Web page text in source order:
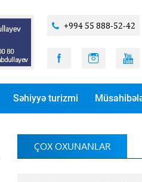
+994 55 888-52-42
Səhiyyə turizmi
ÇOX OXUNANLAR